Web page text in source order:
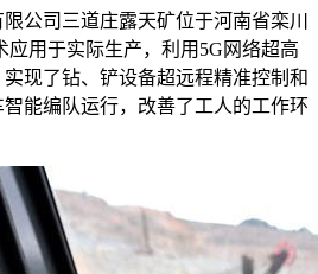
公司三道庄露天矿位于河南省栾川
应用于实际生产，利用5G网络超高
现了钻、铲设备超远程精准控制和
能编队运行，改善了工人的工作环